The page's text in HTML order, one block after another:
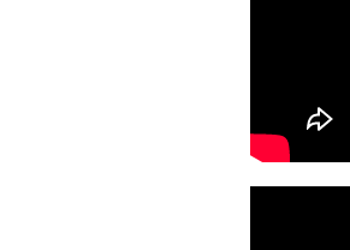
Рекомендований струм
Рекомендований струм